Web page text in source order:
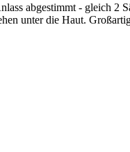
abgestimmt - gleich 2
unter die Haut.